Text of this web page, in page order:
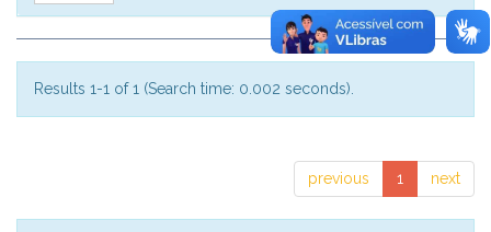
Results 1-1 of 1 (Search time: 0.002 seconds).
previous 1 next